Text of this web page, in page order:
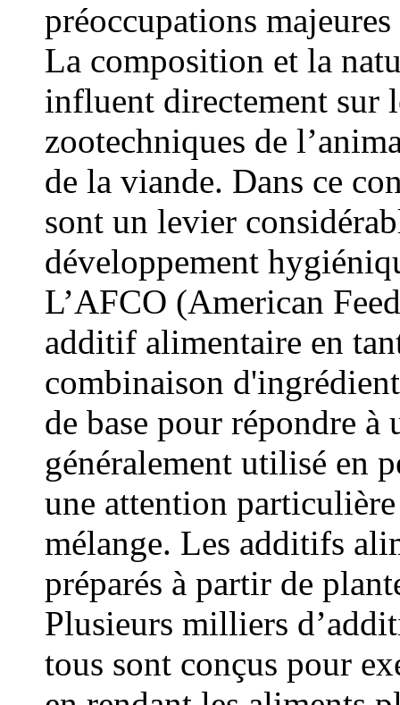
préoccupations
La composition et la
influent directement sur
zootechniques de
de la viande. Dans ce
sont un levier
développement
L’AFCO (American
additif alimentaire en
combinaison
de base pour répondre
généralement utilisé en
une attention
mélange. Les additifs
préparés à partir de
Plusieurs milliers
tous sont conçus pour